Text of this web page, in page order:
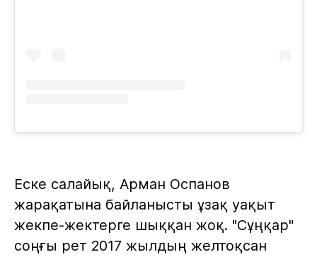
Еске салайық, Арман Оспанов
жарақатына байланысты ұзақ уақыт
жекпе-жектерге шыққан жоқ. "Сұңқар"
соңғы рет 2017 жылдың желтоқсан